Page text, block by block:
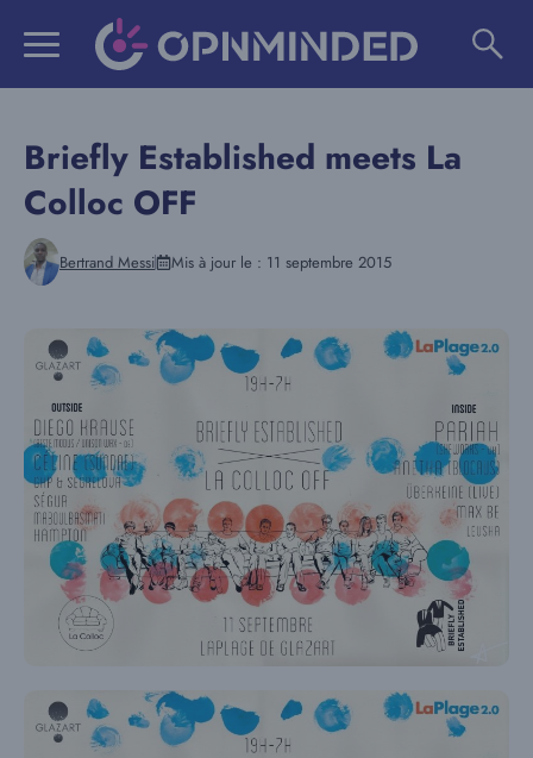
Briefly Established meets La
Colloc OFF
Bertrand Messi Mis à jour le : 11 septembre 2015